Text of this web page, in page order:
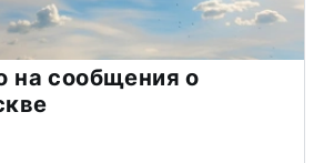
на сообщения о